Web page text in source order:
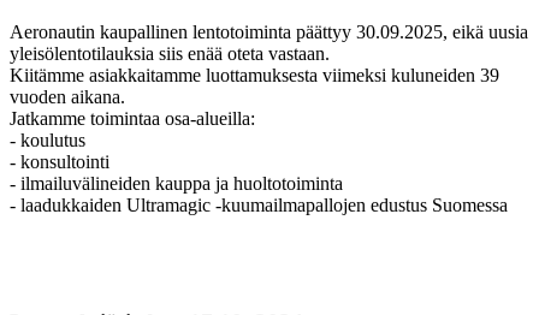
Aeronautin kaupallinen lentotoiminta päättyy 30.09.2025, eikä uusia
yleisölentotilauksia siis enää oteta vastaan.
Kiitämme asiakkaitamme luottamuksesta viimeksi kuluneiden 39
vuoden aikana.
Jatkamme toimintaa osa-alueilla:
- koulutus
- konsultointi
- ilmailuvälineiden kauppa ja huoltotoiminta
- laadukkaiden Ultramagic -kuumailmapallojen edustus Suomessa